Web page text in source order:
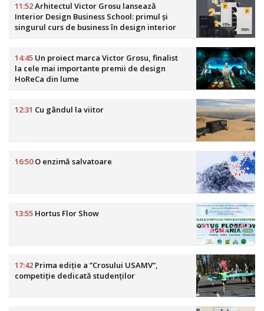
11:52Arhitectul Victor Grosu lansează
Interior Design Business School: primul și
singurul curs de business în design interior
din România
14:45 Un proiect marca Victor Grosu, finalist
la cele mai importante premii de design
HoReCa din lume
12:31 Cu gândul la viitor
16:50O enzimă salvatoare
13:55 Hortus Flor Show
17:42 Prima ediție a ”Crosului USAMV”,
competiție dedicată studenților